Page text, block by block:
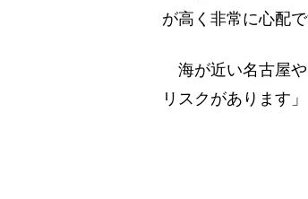
が高く非常に心配で
海が近い名古屋や
リスクがあります